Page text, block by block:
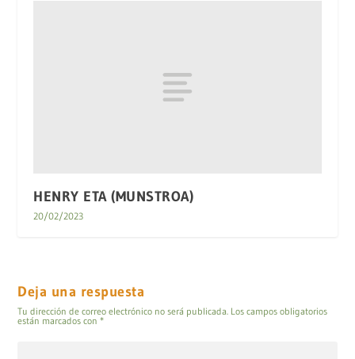
HENRY ETA (MUNSTROA)
20/02/2023
Deja una respuesta
Tu dirección de correo electrónico no será publicada. Los campos obligatorios
están marcados con*